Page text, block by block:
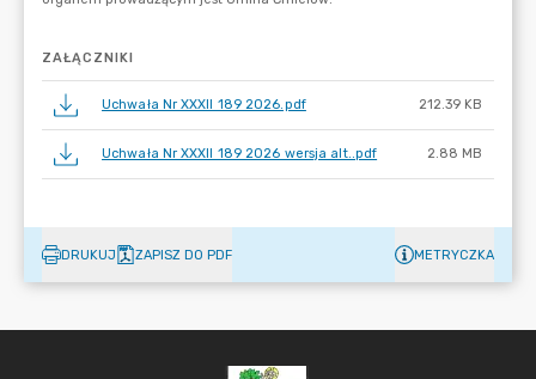
ZAŁĄCZNIKI
Uchwała Nr XXXII 189 2026.pdf 212.39 KB
Uchwała Nr XXXII 189 2026 wersja alt..pdf 2.88 MB
DRUKUJ ZAPISZ DO PDF METRYCZKA